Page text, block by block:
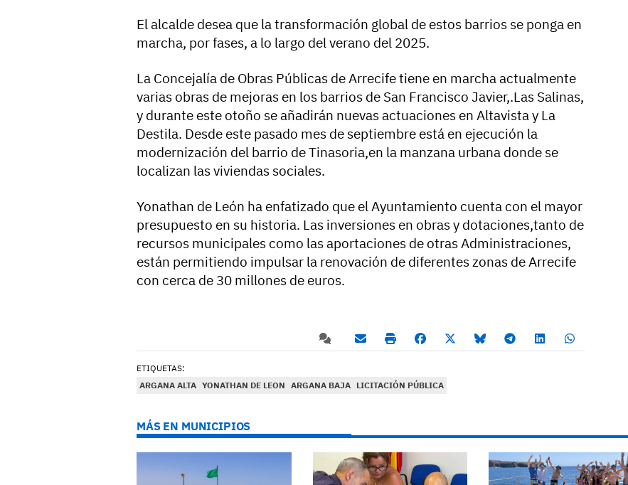
El alcalde desea que la transformación global de estos barrios se ponga en
marcha, por fases, a lo largo del verano del 2025.
La Concejalía de Obras Públicas de Arrecife tiene en marcha actualmente
varias obras de mejoras en los barrios de San Francisco Javier,.Las Salinas,
y durante este otoño se añadirán nuevas actuaciones en Altavista y La
Destila. Desde este pasado mes de septiembre está en ejecución la
modernización del barrio de Tinasoria,en la manzana urbana donde se
localizan las viviendas sociales.
Yonathan de León ha enfatizado que el Ayuntamiento cuenta con el mayor
presupuesto en su historia. Las inversiones en obras y dotaciones,tanto de
recursos municipales como las aportaciones de otras Administraciones,
están permitiendo impulsar la renovación de diferentes zonas de Arrecife
con cerca de 30 millones de euros.
ETIQUETAS:
ARGANA ALTA YONATHAN DE LEON ARGANA BAJA LICITACIÓN PÚBLICA
MÁS EN MUNICIPIOS